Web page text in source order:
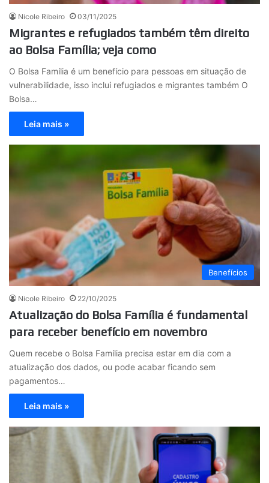
Nicole Ribeiro 03/11/2025
Migrantes e refugiados também têm direito
ao Bolsa Família; veja como
O Bolsa Família é um benefício para pessoas em situação de
vulnerabilidade, isso inclui refugiados e migrantes também O
Bolsa…
Leia mais »
Benefícios
Nicole Ribeiro 22/10/2025
Atualização do Bolsa Família é fundamental
para receber benefício em novembro
Quem recebe o Bolsa Família precisa estar em dia com a
atualização dos dados, ou pode acabar ficando sem
pagamentos…
Leia mais »